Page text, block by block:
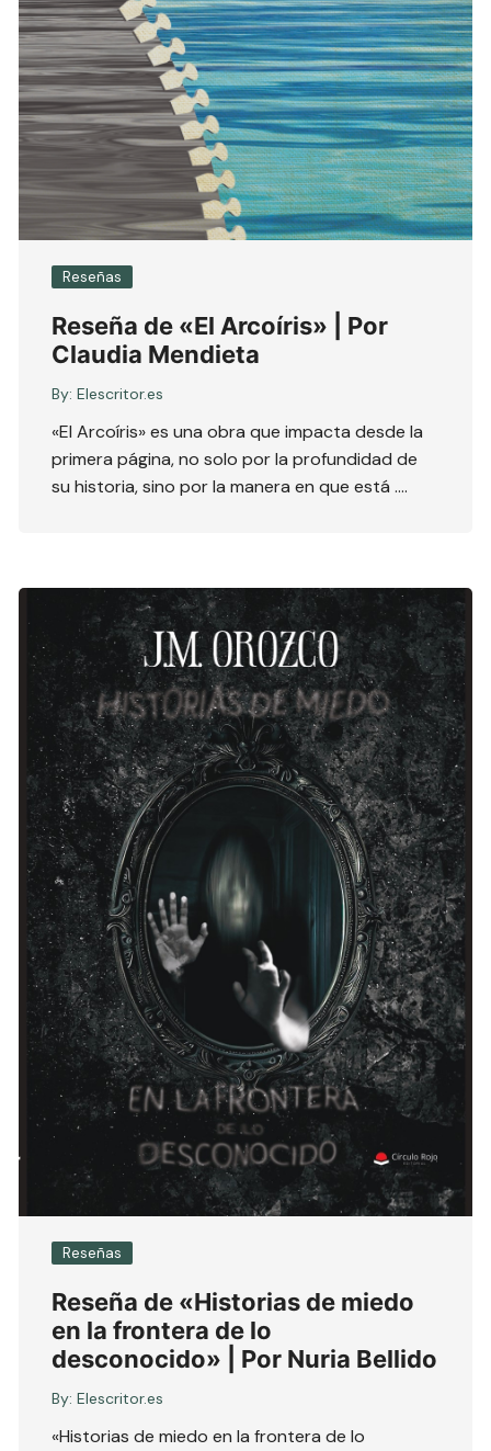
Reseñas
Reseña de «El Arcoíris» | Por
Claudia Mendieta
By: Elescritor.es
«El Arcoíris» es una obra que impacta desde la
primera página, no solo por la profundidad de
su historia, sino por la manera en que está ….
Reseñas
Reseña de «Historias de miedo
en la frontera de lo
desconocido» | Por Nuria Bellido
By: Elescritor.es
«Historias de miedo en la frontera de lo